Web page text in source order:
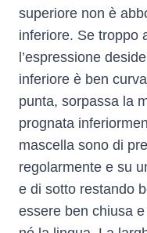
superiore non è
inferiore. Se troppo
l’espressione
inferiore è ben
punta, sorpassa la
prognata
mascella sono di
regolarmente e su
e di sotto restando
essere ben chiusa